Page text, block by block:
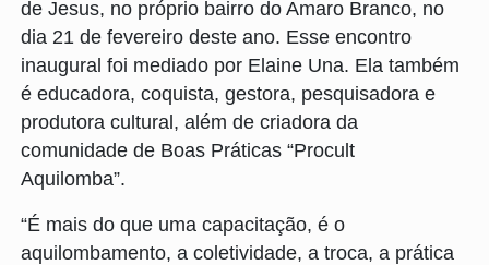
de Jesus, no próprio bairro do Amaro Branco, no
dia 21 de fevereiro deste ano. Esse encontro
inaugural foi mediado por Elaine Una. Ela também
é educadora, coquista, gestora, pesquisadora e
produtora cultural, além de criadora da
comunidade de Boas Práticas “Procult
Aquilomba”.
“É mais do que uma capacitação, é o
aquilombamento, a coletividade, a troca, a prática